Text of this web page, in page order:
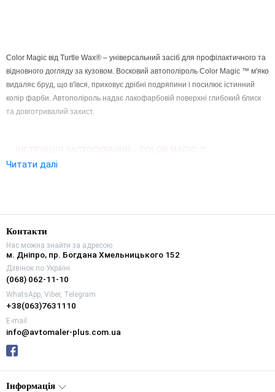
Color Magic від Turtle Wax® – універсальний засіб для профілактичного та
відновного догляду за кузовом. Восковий автополіроль Color Magic ™ м'яко
видаляє бруд, що в'ївся, приховує дрібні подряпини і посилює істинний
колір фарби. Автополіроль надає лакофарбовій поверхні глибокий блиск
та довготривалий захист.
1. Вимийте машину будь-яким автошампунем від Turtle Wax®.
4. Після появи матового нальоту розполіруйте чистою м'якою
тканиною та переходьте до наступної ділянки.
Читати далі
Контакти
Нас можна знайти за адресою
м. Дніпро, пр. Богдана Хмельницького 152
Дзвінок по Україні
(068) 062-11-10
WhatsApp, Viber, Telegram
+38(063)7631110
E-mail
info@avtomaler-plus.com.ua
Інформація